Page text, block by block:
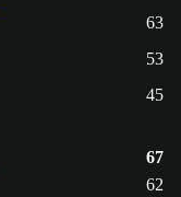
63
53
45
67
62